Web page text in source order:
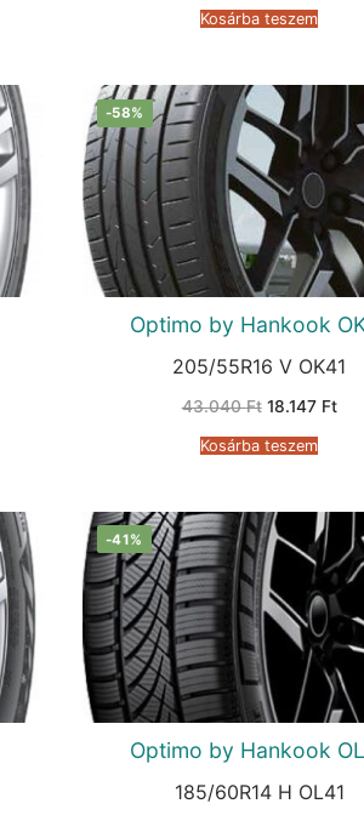
was:
29.616 Ft.
Kosárba teszem
-58%
Optimo by Hankook
205/55R16 V OK41
43.040Ft Original
was:
43.040 Ft.
18.147 Ft
Kosárba teszem
-41%
Optimo by Hankook
185/60R14 H OL41